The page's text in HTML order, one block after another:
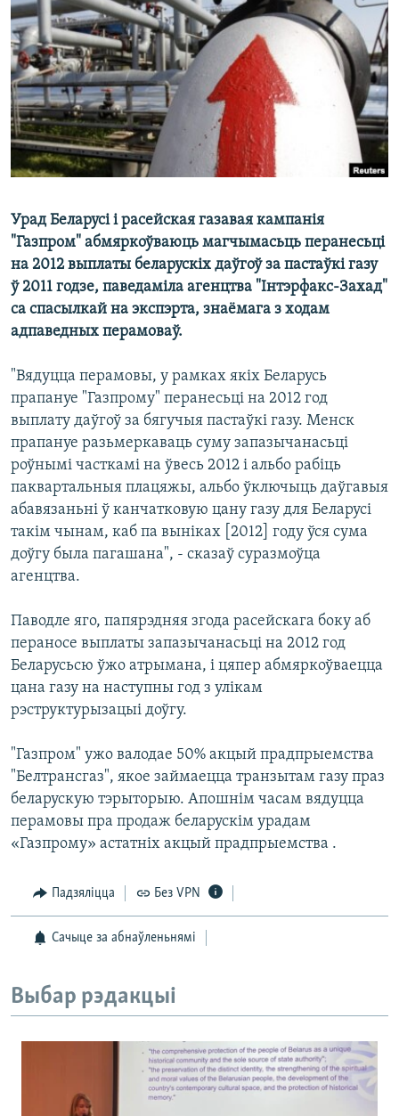
КУЛЬТУРА
КАЛЯНДАР
МОВА
НА ХВАЛЯХ СВАБОДЫ
Урад Беларусі і расейская газавая кампанія
"Газпром" абмяркоўваюць магчымасьць перанесьці
на 2012 выплаты беларускіх даўгоў за пастаўкі газу
ў 2011 годзе, паведаміла агенцтва "Інтэрфакс-Захад"
са спасылкай на экспэрта, знаёмага з ходам
адпаведных перамоваў.
"Вядуцца перамовы, у рамках якіх Беларусь
прапануе "Газпрому" перанесьці на 2012 год
выплату даўгоў за бягучыя пастаўкі газу. Менск
прапануе разьмеркаваць суму запазычанасьці
роўнымі часткамі на ўвесь 2012 і альбо рабіць
паквартальныя плацяжы, альбо ўключыць даўгавыя
абавязаньні ў канчатковую цану газу для Беларусі
такім чынам, каб па выніках [2012] году ўся сума
доўгу была пагашана", - сказаў суразмоўца
агенцтва.
Паводле яго, папярэдняя згода расейскага боку аб
пераносе выплаты запазычанасьці на 2012 год
Беларусьсю ўжо атрымана, і цяпер абмяркоўваецца
цана газу на наступны год з улікам
рэструктурызацыі доўгу.
"Газпром" ужо валодае 50% акцый прадпрыемства
"Белтрансгаз", якое займаецца транзытам газу праз
беларускую тэрыторыю. Апошнім часам вядуцца
перамовы пра продаж беларускім урадам
«Газпрому» астатніх акцый прадпрыемства .
Падзяліцца Без VPN
Сачыце за абнаўленьнямі
Выбар рэдакцыі